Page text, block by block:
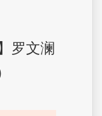
罗文澜